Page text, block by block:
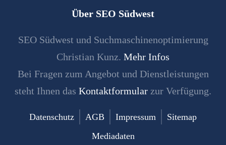
Über SEO Südwest
SEO Südwest und Suchmaschinenoptimierung
Christian Kunz. Mehr Infos
Bei Fragen zum Angebot und Dienstleistungen
steht Ihnen das Kontaktformular zur Verfügung.
Datenschutz AGB Impressum
Sitemap
Mediadaten